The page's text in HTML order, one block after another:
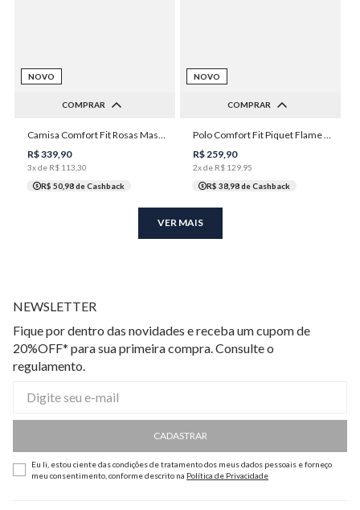
NOVO
COMPRAR
4 5
Camisa Comfort Fit Rosas Masculina Individual
R$339,90
3x de R$ 113 30
R$ 50,98de Cashback
NOVO
COMPRAR
P M G GG XGG
Polo Comfort Fit Piquet Flame Masculina Individual
R$259,90
2x de R$ 129 95
R$ 38,98de Cashback
VER MAIS
NEWSLETTER
Fique por dentro das novidades e receba um cupom de
20%OFF* para sua primeira compra. Consulte o
regulamento.
CADASTRAR
Eu li, estou ciente das condições de tratamento dos meus dados pessoais e forneço
meu consentimento, conforme descrito na Política de Privacidade